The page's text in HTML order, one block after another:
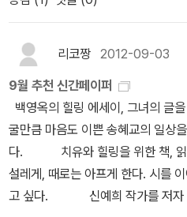
나흘 후에는 나는 너를 만나지 않겠
렇지 않다. 오늘도, 내일도, 모레도,
아무리 주어도 아깝지 않다. 그래서
고 표현한 것이다. 그러나 세상일이
없다. 사랑도 그렇다. 사랑도 변한
진다. 내가, 혹은 당신이 변할 수도
을 강요당하는 수도 있고.... 그래서
고'라고 표현한다. 내가 당신을 사랑
하는 것이 다 어렵다. 시인은 괴롭다
과연 어떤 선택들을 하게 될 것인지
격이다.” 고로 자신의 삶을 배우로
인지는 전적으로 개개인에 달려 있
가? 배우와 감독을 오가는 삶이란
다. 정원사는 제 공간을 자신이 원
이제 정원사의 태도에서 사냥꾼의
지구 저편에 있는 사람이 바로 내 옆
하는 게 가능한 시대에는 누구나 사
지기 쉽고, 또 그렇게 되는 편이 경
표현할수 있을지를 알까?내자신이
어른이라고 믿는다.그러나 그어른
므로 늙지 않고 어른이 되는 방법이
옥의 작가의 어른의 시간을 맞이하
그래서 궁금하다. 시간보다 앞서
란다.
뚱뚱하고 못생겼다. 나는 혼자다.
일 벌벌 떨면서 간신히 입에 풀칠할
게 된 걸까? 내가 이렇게도 형편없
지 않았다. 그래서 괜찮은 줄 알았다
에 들어온 개구리라는 사실을 깨닫
의 삶에서 벗어나기 어려워 진 것
은 온다> 중에서 스물아홉은 아니
>. 김민기가 곡을 붙이고 이동원이
날의 그리움과 짙은 우수가 가슴
습장에 그때의 그리움을 어설픈 시
다. 나처럼 메마른 사람도 이럴진대
저절로 생겨나는가 보다. 이 계절에
이가 제격이 아닐까? 내가 읽어
이 편지와 관련된 것이었다. 고독하
고 싶지 않은 심정, 그것이 편지가
가는 외롭고 자신처럼 힘들어하는
썼을 것이다. 먹물같은 슬픔이 밀려
리코짱 2012-09-03
9월 추천 신간페이퍼
굴만큼 마음도 이쁜 송혜교의 일상
다. 치유와 힐링을 위한 책, 읽고 싶다. 사랑은 때로는
설레게, 때로는 아프게 한다. 시를
고 싶다. 신예희 작가를 저자 강